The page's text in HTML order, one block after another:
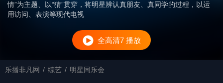
情”为主题、以“猜”贯穿，将明星辨认真朋友、真同学的过程，以运
用访问、表演等现代电视
全高清7 播放
乐播非凡网 / 综艺 / 明星同乐会